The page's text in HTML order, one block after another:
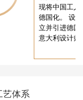
现将中国工人
德国化。 设
立并引进德国
意大利设计师
艺体系